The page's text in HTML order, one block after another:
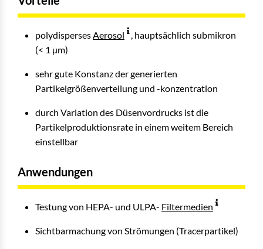
polydispersesAerosol
, hauptsächlich submikron
(< 1 µm)
sehr gute Konstanz der generierten
Partikelgrößenverteilung und -konzentration
durch Variation des Düsenvordrucks ist die
Partikelproduktionsrate in einem weitem Bereich
einstellbar
Anwendungen
Testung von HEPA- und ULPA- Filtermedien
Sichtbarmachung von Strömungen (Tracerpartikel)